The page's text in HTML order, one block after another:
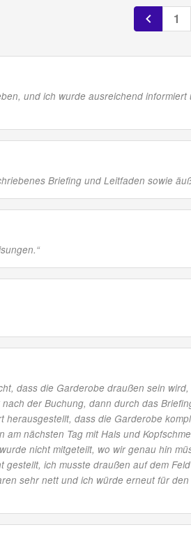
1
und ich wurde ausreichend
Briefing und Leitfaden sowie
“
dass die Garderobe draußen sein
der Buchung, dann durch das
dass die Garderobe
nächsten Tag mit Hals und
nicht mitgeteilt, wo wir genau hin
ich musste draußen auf dem
sehr nett und ich würde erneut für